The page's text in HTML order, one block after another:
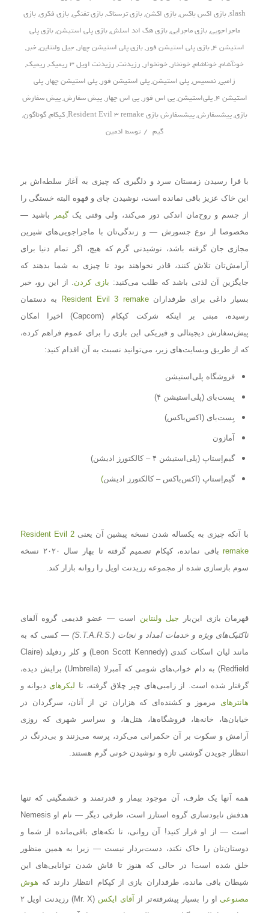
slash
,بازی اکس باکس,بازی اکشن,بازی ترسناک,بازی تفنگی,بازی فکری,بازی
ماجراجویی,بازی ماجرایی,بازی هک اند اسلش,بازی پلی استیشن,بازی پلی
استیشن 4 ,بازی پلی استیشن فور,بازی پلی استیشن چهار,جیل ولنتاین,خبر,
خونآشام,خوناشام,خونخار,خونخوار, رزیدنت, رزیدنت اویل 3 ریمیک , ریمیک,
زامبی,نمسیس,پلی استیشن,پلی استیشن فور,پلی استیشن چهار,پلی‌
استیشن 4 ,پلی‌استیشن,پی اس فور,پی اس چهار,پیش سفارش,پیش سفارش
بازی,پیشسفارش,پیشسفارش بازی Resident Evil 3 remake ,کپکام,گوناگون,
گیم / توسط ادمین
با فرا رسیدن زمستان سرد و دلگیری که چیزی به آغاز سلطه‌اش بر
این خاک عزیز باقی نمانده است، نوشیدن چای و قهوه البته خستگی را
از جسم و روح‌مان اندکی دور می‌کند، ولی وقتی یکگیمر
باشید —
مخصوصا از نوع جسورش — و زندگی‌تان با ماجراجویی‌های شیرین
مجازی جان گرفته باشد، نوشیدنی گرم که هیچ، اگر تمام دنیا برای
آرامش‌تان تلاش کنند، قادر نخواهند بود تا چیزی به شما بدهند که
جایگزین آن لذتی باشد که طلب می‌کنید: بازی کردن. از این رو، خبر
بسیار داغی برای طرفدارانResident Evil 3 remake
به دستمان
رسیده، مبنی بر اینکه شرکت کپکام (Capcom) اخیرا امکان
پیش‌سفارش دیجیتالی و فیزیکی این بازی را برای عموم فراهم کرده،
که از طریق وبسایت‌های زیر، می‌توانید نسبت به آن اقدام کنید:
فروشگاه پلی‌استیشن
بِست‌بای (پلی‌استیشن ۴)
بِست‌بای (اکس‌باکس)
آمازون
گیم‌اِستاپ (پلی‌استیشن ۴ – کالکتورز ادیشن)
گیم‌اِستاپ (اکس‌باکس – کالکتورز ادیشن)
با آنکه چیزی به یکساله شدن نسخه پیشین آن یعنیResident Evil 2
remake
باقی نمانده، کپکام تصمیم گرفته تا بهار سال ۲۰۲۰ نسخه
سوم بازسازی شده از مجموعه رزیدنت اویل را روانه بازار کند.
قهرمان بازی این‌بار جیل ولنتاین است — عضو قدیمی گروه آلفای
تاکتیک‌های ویژه و خدمات امداد و نجات (.S.T.A.R.S)
— کسی که به
مانند لیان اسکات کندی (Leon Scott Kennedy) و کلر ردفیلد (
Claire
Redfield
) به دام خواب‌های شومی که آمبرلا (Umbrella) برایش دیده،
گرفتار شده است. از زامبی‌های چپر چلاق گرفته، تا لیکرهای دیوانه و
هانترهای مرموز و کشنده‌ای که هزاران تن از آنان، سرگردان در
خیابان‌ها، خانه‌ها، فروشگاه‌ها، هتل‌ها، و سراسر شهری که روزی
آرامش و سکوت بر آن حکمرانی می‌کرد، پرسه می‌زنند و بی‌درنگ در
انتظار جویدن گوشتی تازه و نوشیدن خونی گرم هستند.
همه آنها یک طرف، آن موجود بیمار و قدرتمند و خشمگینی که تنها
هدفش نابودسازی گروه استارز است، طرفی دیگر — نام او Nemesis
است — از او فرار کنید! آن روانی، تا تکه‌های باقی‌مانده از شما و
دوستان‌تان را خاک نکند، دست‌بردار نیست — زیرا به همین منظور
خلق شده است! در حالی که هنوز تا فاش شدن توانایی‌های این
شیطان باقی مانده، طرفداران بازی از کپکام انتظار دارند که هوش
مصنوعیاو را بسیار پیشرفته‌تر از آقای ایکس
(Mr. X) رزیدنت اویل ۲